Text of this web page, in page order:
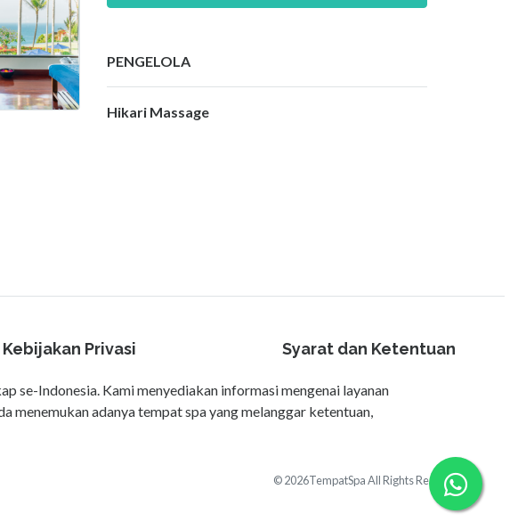
PENGELOLA
Hikari Massage
Kebijakan Privasi Syarat dan Ketentuan
se-Indonesia. Kami menyediakan informasi mengenai layanan
menemukan adanya tempat spa yang melanggar ketentuan,
© 2026TempatSpa All Rights Reserved